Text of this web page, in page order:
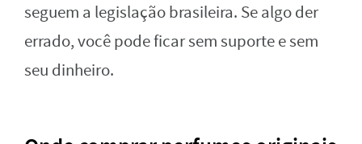
seguem a legislação brasileira. Se algo der
errado, você pode ficar sem suporte e sem
seu dinheiro.